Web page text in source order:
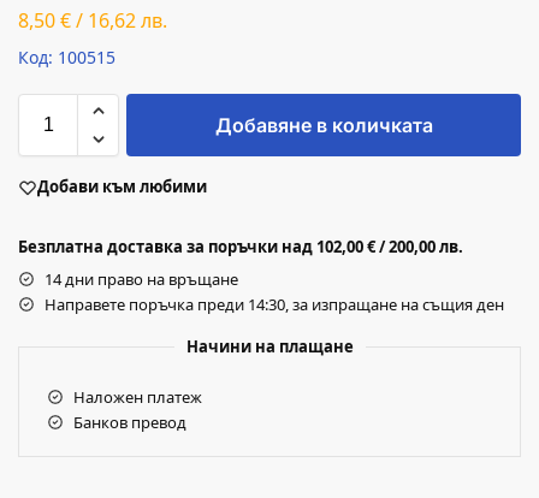
8,50€/ 16,62лв.
Код: 100515
Добавяне в количката
Добави към любими
Безплатна доставка за поръчки над 102,00 € / 200,00 лв.
14 дни право на връщане
Направете поръчка преди 14:30, за изпращане на същия ден
Начини на плащане
Наложен платеж
Банков превод